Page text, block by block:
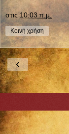
στις10:03 π.μ.
Κοινή χρήση
‹